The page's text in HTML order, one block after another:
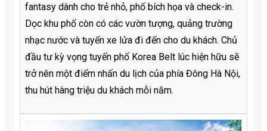
fantasy dành cho trẻ nhỏ, phố bích họa và check-in.
Dọc khu phố còn có các vườn tượng, quảng trường
nhạc nước và tuyến xe lửa đi đến cho du khách. Chủ
đầu tư kỳ vọng tuyến phố Korea Belt lúc hiện hữu sẽ
trở nên một điểm nhấn du lịch của phía Đông Hà Nội,
thu hút hàng triệu du khách mỗi năm.